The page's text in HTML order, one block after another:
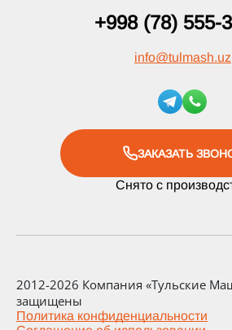
+998 (78) 555-
info@tulmash.uz
ЗАКАЗАТЬ
Снято с
2012-2026 Компания «Тульские
защищены
Политика конфиденциальности